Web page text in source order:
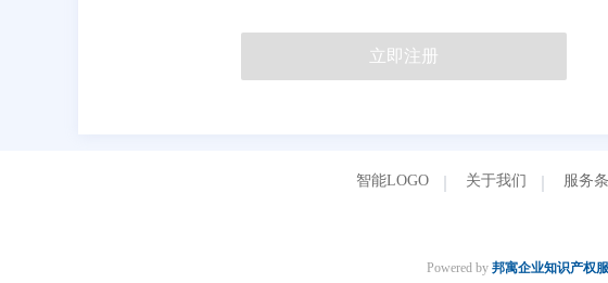
立即注册
智能LOGO 关于我们 服务
Powered by 邦寓企业知识产权